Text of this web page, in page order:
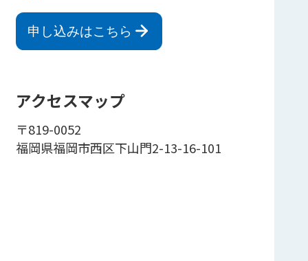
申し込みはこちら
アクセスマップ
〒819-0052
福岡県福岡市西区下山門2-13-16-101